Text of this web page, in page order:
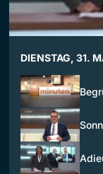
DIENSTAG, 31.